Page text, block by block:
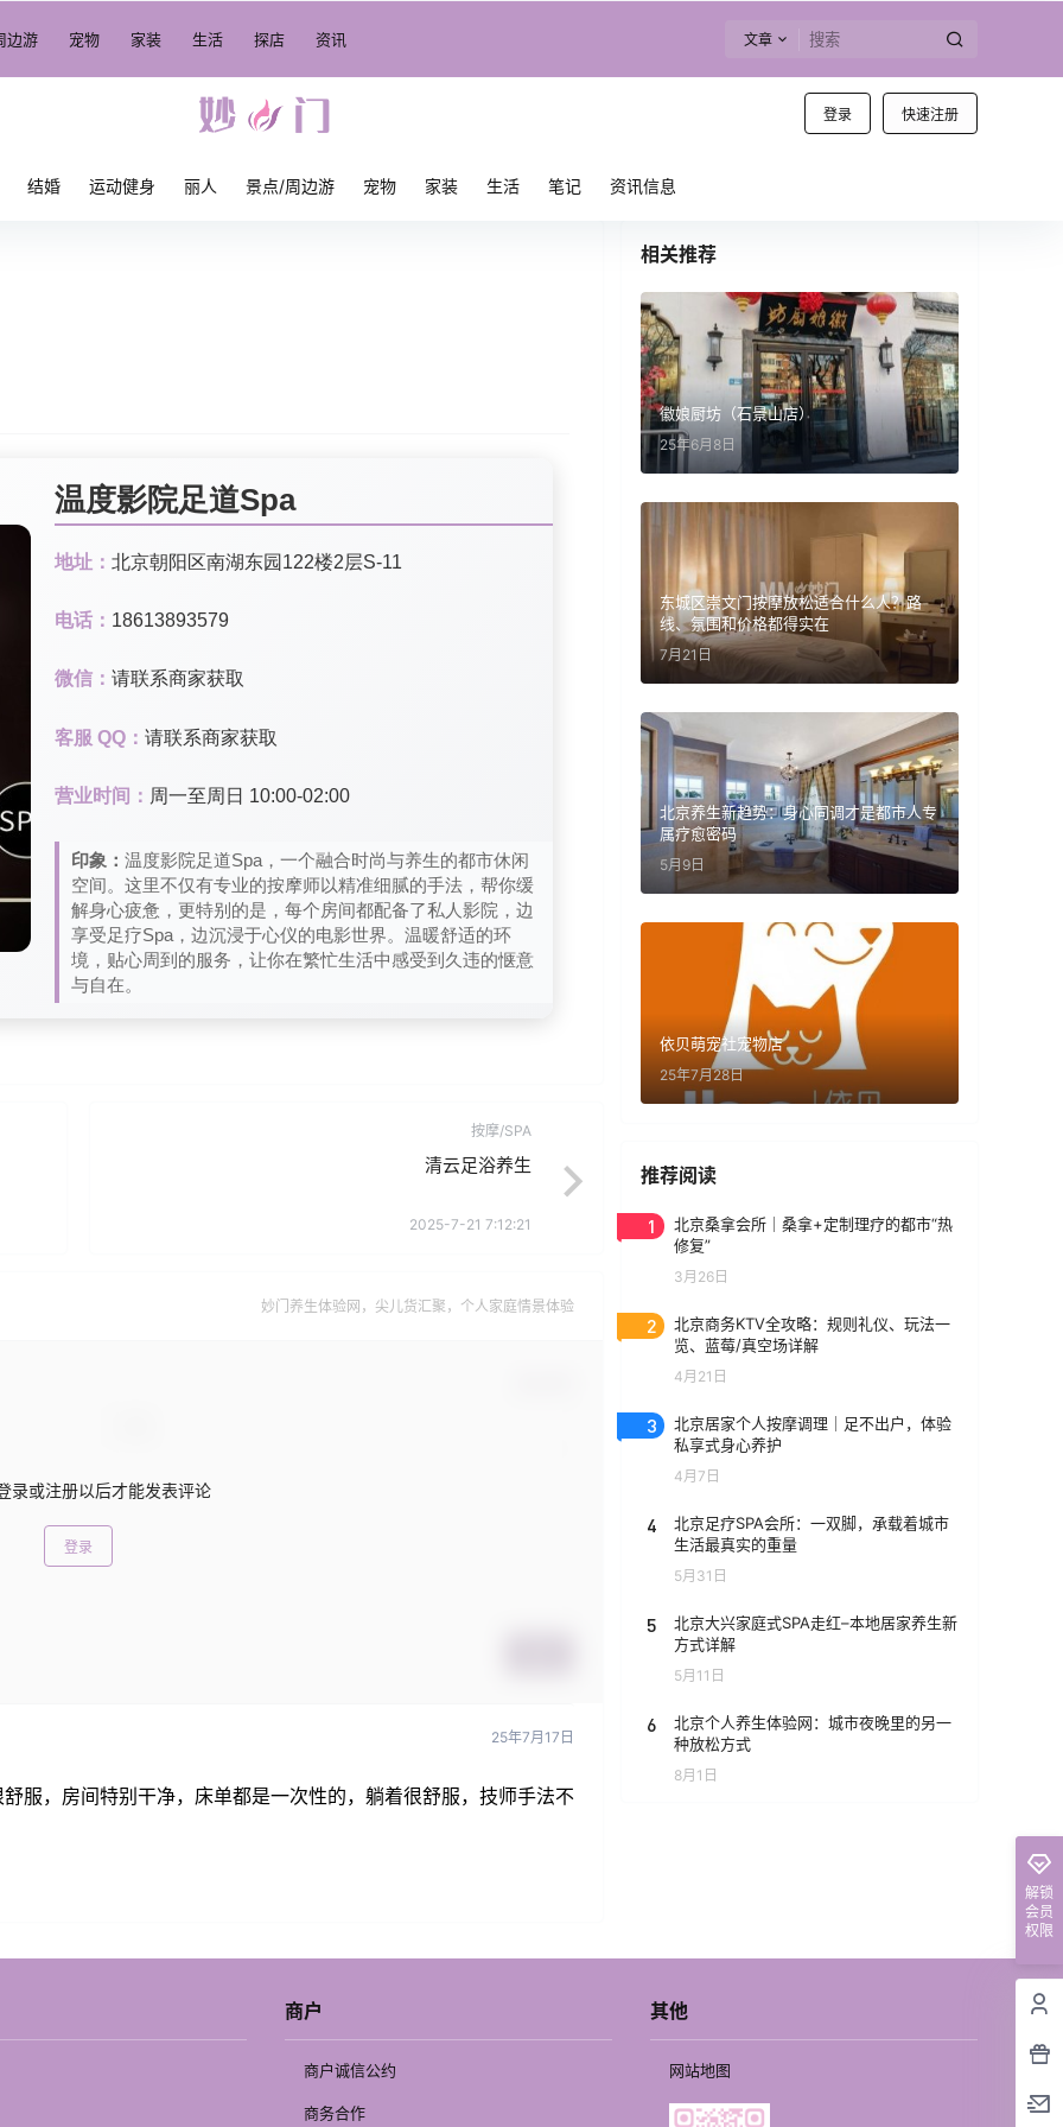
边游 宠物 家装 生活 探店 资讯 文章
登录 快速注册
结婚 运动健身 丽人 景点/周边游 宠物 家装 生活 笔记 资讯信息
温度影院足道Spa
地址： 北京朝阳区南湖东园122楼2层S-11
电话： 18613893579
微信： 请联系商家获取
客服 QQ： 请联系商家获取
营业时间： 周一至周日 10:00-02:00
印象： 温度影院足道Spa，一个融合时尚与养生的都市休闲
空间。这里不仅有专业的按摩师以精准细腻的手法，帮你缓
解身心疲惫，更特别的是，每个房间都配备了私人影院，边
享受足疗Spa，边沉浸于心仪的电影世界。温暖舒适的环
境，贴心周到的服务，让你在繁忙生活中感受到久违的惬意
与自在。
按摩/SPA
清云足浴养生
2025-7-21 7:12:21
妙门养生体验网，尖儿货汇聚，个人家庭情景体验
录或注册以后才能发表评论
登录
25年7月17日
服，房间特别干净，床单都是一次性的，躺着很舒服，技师手法不
相关推荐
徽娘厨坊（石景山店）
25年6月8日
东城区崇文门按摩放松适合什么人？路
线、氛围和价格都得实在
7月21日
北京养生新趋势：身心同调才是都市人专
属疗愈密码
5月9日
依贝萌宠社宠物店
25年7月28日
推荐阅读
1
北京桑拿会所｜桑拿+定制理疗的都市“热
修复”
3月26日
2
北京商务KTV全攻略：规则礼仪、玩法一
览、蓝莓/真空场详解
4月21日
3
北京居家个人按摩调理｜足不出户，体验
私享式身心养护
4月7日
4
北京足疗SPA会所：一双脚，承载着城市
生活最真实的重量
5月31日
5
北京大兴家庭式SPA走红–本地居家养生新
方式详解
5月11日
6
北京个人养生体验网：城市夜晚里的另一
种放松方式
8月1日
解锁
会员
权限
商户
商户诚信公约
商务合作
其他
网站地图